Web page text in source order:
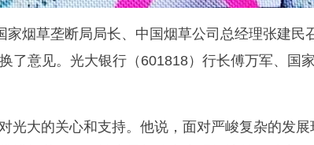
烟草垄断局局长、中国烟草公司总经理张建民
了意见。光大银行（601818）行长傅万军、国
光大的关心和支持。他说，面对严峻复杂的发